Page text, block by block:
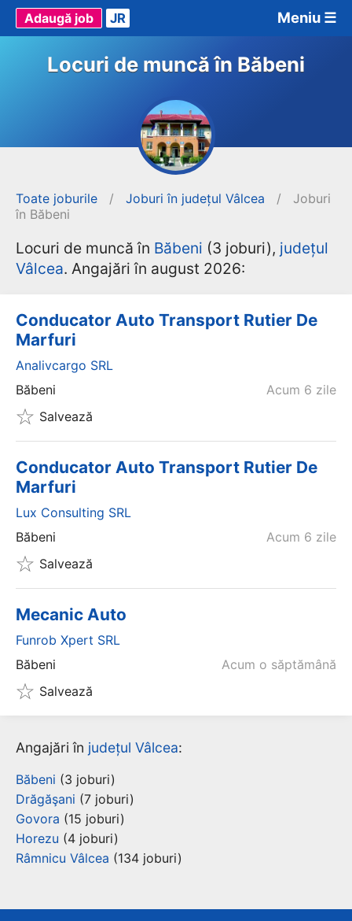
Meniu ☰
Adaugă job JR
Locuri de muncă în Băbeni
Toate joburile / Joburi în județul Vâlcea / Joburi
în Băbeni
Locuri de muncă în Băbeni (3 joburi), județul
Vâlcea. Angajări în august 2026:
Conducator Auto Transport Rutier De
Marfuri
Analivcargo SRL
Acum 6 zile
Băbeni
Salvează
Conducator Auto Transport Rutier De
Marfuri
Lux Consulting SRL
Acum 6 zile
Băbeni
Salvează
Mecanic Auto
Funrob Xpert SRL
Acum o săptămână
Băbeni
Salvează
Angajări în județul Vâlcea:
Băbeni (3 joburi)
Drăgăşani (7 joburi)
Govora (15 joburi)
Horezu (4 joburi)
Râmnicu Vâlcea (134 joburi)